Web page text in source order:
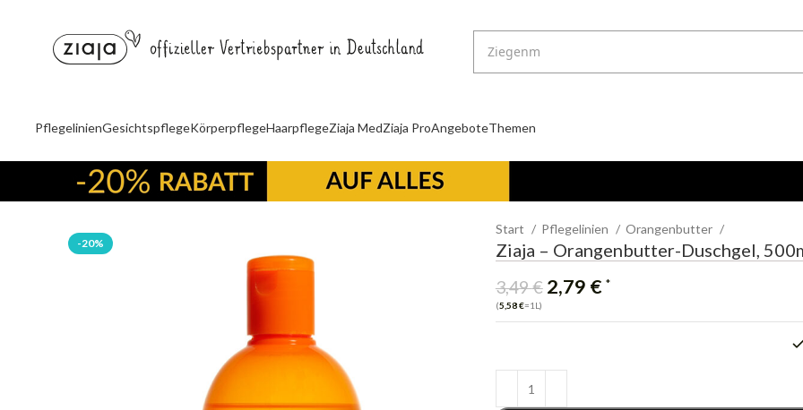
PflegelinienGesichtspflegeKörperpflegeHaarpflegeZiaja MedZiaja ProAngeboteThemen
-20%
Start Pflegelinien Orangenbutter
Ziaja – Orangenbutter-Duschgel,
3,49€ 2,79 € *
(5,58€=1L)